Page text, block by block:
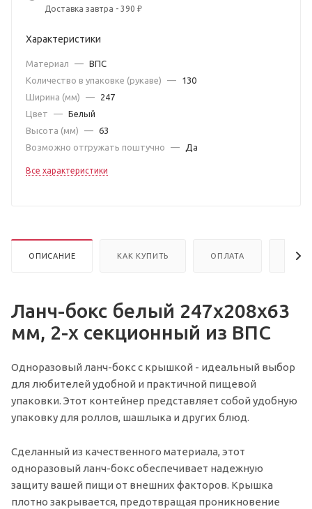
Доставка завтра - 390 ₽
Характеристики
Материал — ВПС
Количество в упаковке (рукаве)
—
130
Ширина (мм)
—
247
Цвет
— Белый
Высота (мм)
— 63
Возможно отгружать поштучно
— Да
Все характеристики
ОПИСАНИЕ КАК КУПИТЬ ОПЛАТА
Ланч-бокс белый 247х208х63
мм, 2-х секционный из ВПС
Одноразовый ланч-бокс с крышкой - идеальный выбор
для любителей удобной и практичной пищевой
упаковки. Этот контейнер представляет собой удобную
упаковку для роллов, шашлыка и других блюд.
Сделанный из качественного материала, этот
одноразовый ланч-бокс обеспечивает надежную
защиту вашей пищи от внешних факторов. Крышка
плотно закрывается, предотвращая проникновение